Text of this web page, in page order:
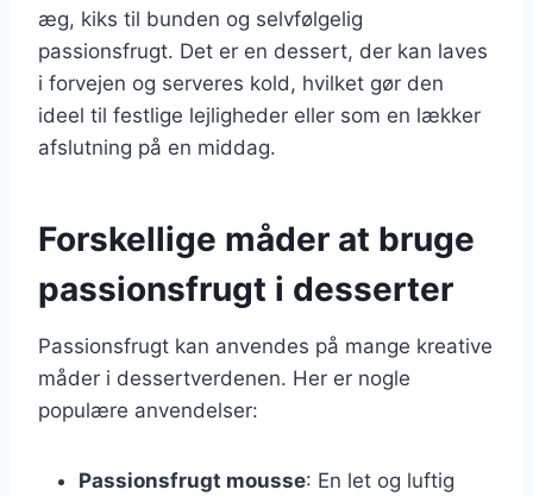
æg, kiks til bunden og selvfølgelig
passionsfrugt. Det er en dessert, der kan laves
i forvejen og serveres kold, hvilket gør den
ideel til festlige lejligheder eller som en lækker
afslutning på en middag.
Forskellige måder at bruge
passionsfrugt i desserter
Passionsfrugt kan anvendes på mange kreative
måder i dessertverdenen. Her er nogle
populære anvendelser:
Passionsfrugt mousse: En let og luftig